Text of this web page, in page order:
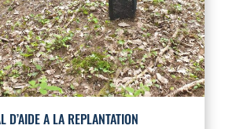
D’AIDE A LA REPLANTATION